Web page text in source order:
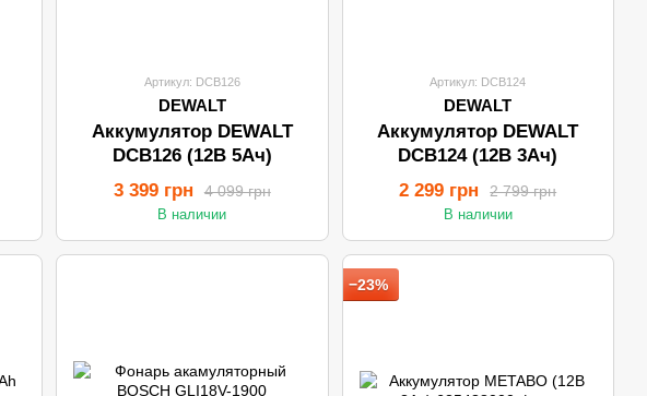
Артикул: DCB126
DEWALT
Аккумулятор DEWALT
DCB126 (12В 5Ач)
4 099 грн
3 399 грн
В наличии
Артикул: DCB124
DEWALT
Аккумулятор DEWALT
DCB124 (12В 3Ач)
2 799 грн
2 299 грн
В наличии
−23%